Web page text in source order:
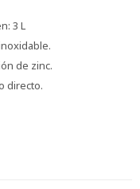
3 L
de zinc.
directo.